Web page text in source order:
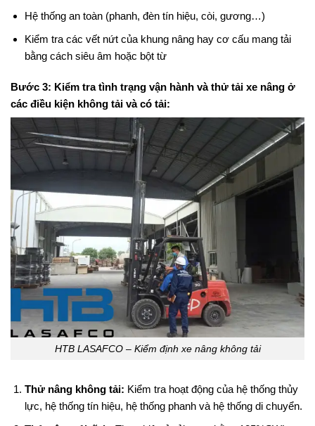
Hệ thống an toàn (phanh, đèn tín hiệu, còi, gương…)
Kiểm tra các vết nứt của khung nâng hay cơ cấu mang tải
bằng cách siêu âm hoặc bột từ
Bước 3: Kiểm tra tình trạng vận hành và thử tải xe nâng ở
các điều kiện không tải và có tải:
HTB LASAFCO – Kiểm định xe nâng không tải
Thử nâng không tải: Kiểm tra hoạt động của hệ thống thủy
lực, hệ thống tín hiệu, hệ thống phanh và hệ thống di chuyển.